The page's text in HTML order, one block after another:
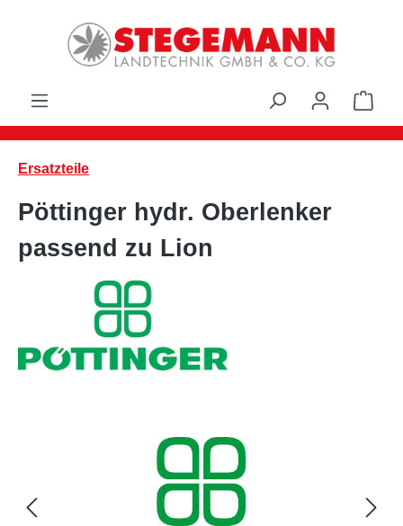
Zum Hauptinhalt springen
Ersatzteile
Pöttinger hydr. Oberlenker
passend zu Lion